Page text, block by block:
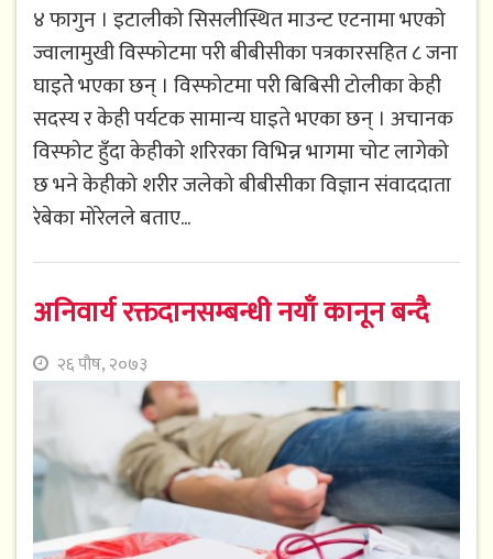
४ फागुन । इटालीको सिसलीस्थित माउन्ट एटनामा भएको
ज्वालामुखी विस्फोटमा परी बीबीसीका पत्रकारसहित ८ जना
घाइतेे भएका छन् । विस्फोटमा परी बिबिसी टोलीका केही
सदस्य र केही पर्यटक सामान्य घाइते भएका छन् । अचानक
विस्फोट हुँदा केहीको शरिरका विभिन्न भागमा चोट लागेको
छ भने केहीको शरीर जलेको बीबीसीका विज्ञान संवाददाता
रेबेका मोरेलले बताए...
अनिवार्य रक्तदानसम्बन्धी नयाँ कानून बन्दै
२६ पौष, २०७३